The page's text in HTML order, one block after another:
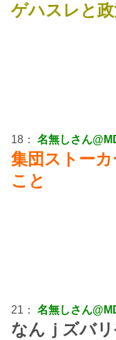
ゲハスレと
18： 名無しさん
集団ストー
こと
21： 名無しさん
なんｊズバ